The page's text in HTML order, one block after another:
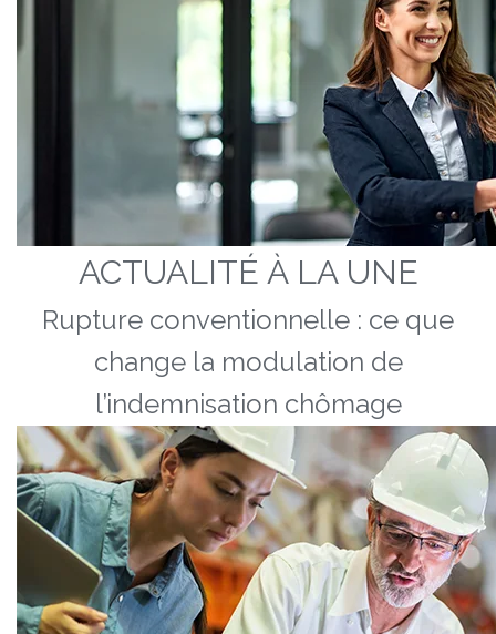
ACTUALITÉ À LA UNE
Rupture conventionnelle : ce que
change la modulation de
l’indemnisation chômage